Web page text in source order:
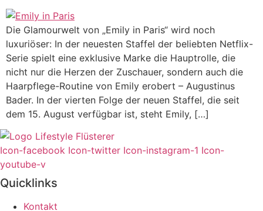
Die Glamourwelt von „Emily in Paris“ wird noch
luxuriöser: In der neuesten Staffel der beliebten Netflix-
Serie spielt eine exklusive Marke die Hauptrolle, die
nicht nur die Herzen der Zuschauer, sondern auch die
Haarpflege-Routine von Emily erobert – Augustinus
Bader. In der vierten Folge der neuen Staffel, die seit
dem 15. August verfügbar ist, steht Emily, […]
Icon-facebook Icon-twitter Icon-instagram-1 Icon-
youtube-v
Quicklinks
Kontakt